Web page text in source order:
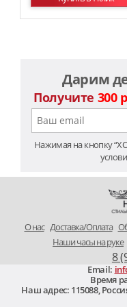
Дарим
Получите 300
Нажимая на кнопку
O нас Доставка/Оплата
Наши часы на руке
8
Email:
Время
Наш адрес: 115088,